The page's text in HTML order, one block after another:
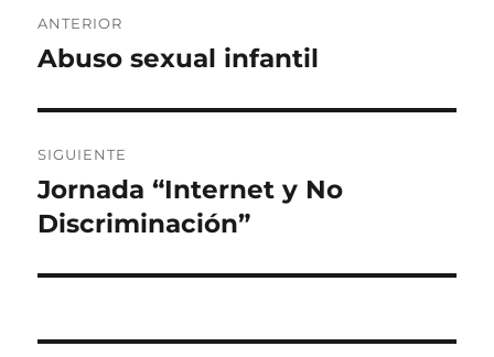
de
ANTERIOR
Entrada
Abuso sexual infantil
SIGUIENTE
Entrada
siguiente:
Jornada “Internet y No
Discriminación”